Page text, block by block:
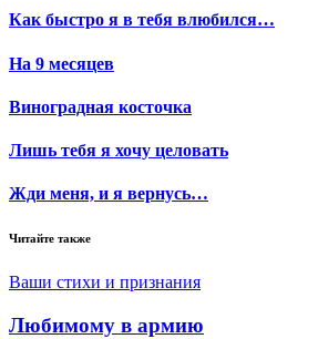
Как быстро я в тебя влюбился…
На 9 месяцев
Виноградная косточка
Лишь тебя я хочу целовать
Жди меня, и я вернусь…
Читайте также
Ваши стихи и признания
Любимому в армию